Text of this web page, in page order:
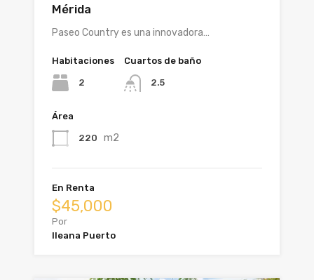
Mérida
Paseo Country es una innovadora…
Habitaciones
2
Cuartos de baño
2.5
Área
220 m2
En Renta
$45,000
Por
Ileana Puerto